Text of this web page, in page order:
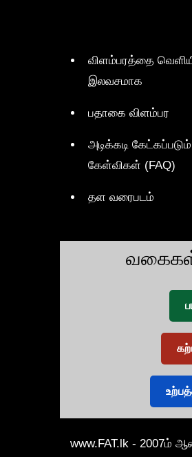
விளம்பரத்தை
இலவசமாக
பதாகை விளம்பர
அடிக்கடி கேட்கப்படும்
கேள்விகள் (FAQ)
தள வரைபடம்
www.FAT.lk - 2007ம்